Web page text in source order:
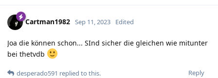
Cartman1982 Sep 11, 2023 Edited
Joa die können schon... SInd sicher die gleichen wie mitunter
bei thetvdb
Reply
desperado591 replied to this.